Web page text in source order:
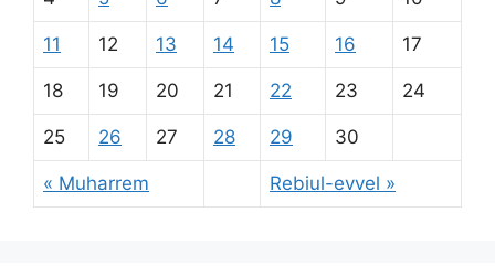
« Muharrem Rebiul-evvel »
11 12 13 14 15 16 17
18 19 20 21 22 23 24
25 26 27 28 29 30